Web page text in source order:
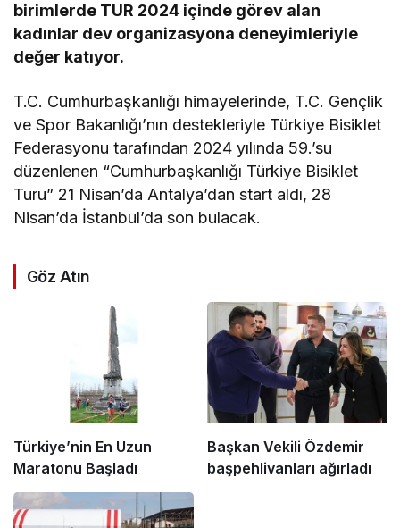
birimlerde TUR 2024 içinde görev alan
kadınlar dev organizasyona deneyimleriyle
değer katıyor.
T.C. Cumhurbaşkanlığı himayelerinde, T.C. Gençlik
ve Spor Bakanlığı’nın destekleriyle Türkiye Bisiklet
Federasyonu tarafından 2024 yılında 59.’su
düzenlenen “Cumhurbaşkanlığı Türkiye Bisiklet
Turu” 21 Nisan’da Antalya’dan start aldı, 28
Nisan’da İstanbul’da son bulacak.
Göz Atın
Türkiye’nin En Uzun
Maratonu Başladı
Başkan Vekili Özdemir
başpehlivanları ağırladı